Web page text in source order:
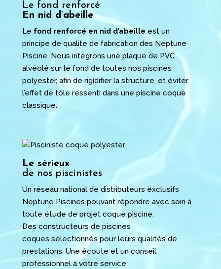
Le fond renforcé
En nid d’abeille
Le fond renforcé en nid d’abeilleest un
principe de qualité de fabrication des Neptune
Piscine. Nous intégrons une plaque de PVC
alvéolé sur le fond de toutes nos piscines
polyester, afin de rigidifier la structure, et éviter
l’effet de tôle ressenti dans une piscine coque
classique.
Le sérieux
de nos piscinistes
Un réseau national de distributeurs exclusifs
Neptune Piscines pouvant répondre avec soin à
toute étude de projet coque piscine.
Des constructeurs de piscines
coques sélectionnés pour leurs qualités de
prestations. Une écoute et un conseil
professionnel à votre service